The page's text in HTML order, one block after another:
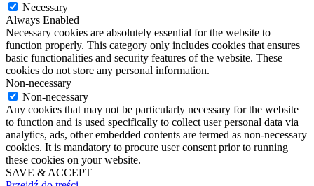
Necessary
Always Enabled
Necessary cookies are absolutely essential for the website to
function properly. This category only includes cookies that ensures
basic functionalities and security features of the website. These
cookies do not store any personal information.
Non-necessary
Non-necessary
Any cookies that may not be particularly necessary for the website
to function and is used specifically to collect user personal data via
analytics, ads, other embedded contents are termed as non-necessary
cookies. It is mandatory to procure user consent prior to running
these cookies on your website.
SAVE & ACCEPT